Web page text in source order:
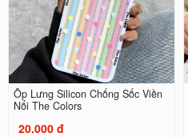
Ốp Lưng Silicon Chống Sốc Viền
Nổi The Colors
20.000 đ